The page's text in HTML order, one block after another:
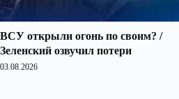
ВСУ открыли огонь по своим? /
Зеленский озвучил потери
03.08.2026